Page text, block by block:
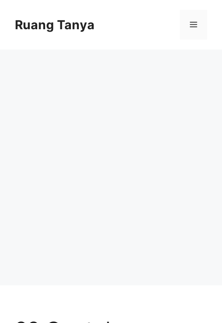
contentRuang Tanya Menu